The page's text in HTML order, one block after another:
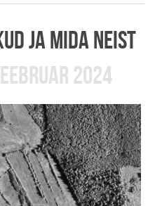
ja mida neist
2024